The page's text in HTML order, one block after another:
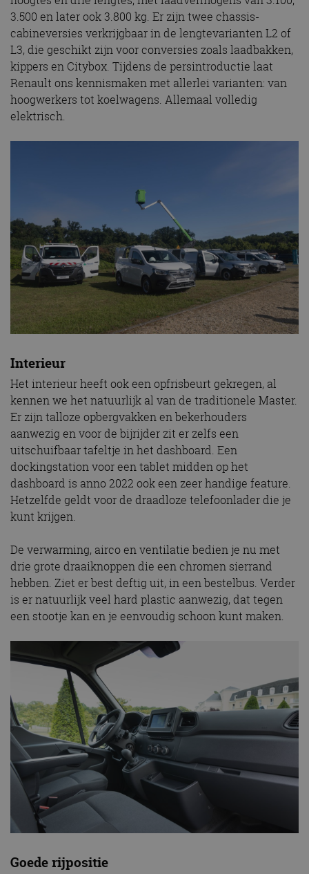
3.500 en later ook 3.800 kg. Er zijn twee chassis-
cabineversies verkrijgbaar in de lengtevarianten L2 of
L3, die geschikt zijn voor conversies zoals laadbakken,
kippers en Citybox. Tijdens de persintroductie laat
Renault ons kennismaken met allerlei varianten: van
hoogwerkers tot koelwagens. Allemaal volledig
elektrisch.
Interieur
Het interieur heeft ook een opfrisbeurt gekregen, al
kennen we het natuurlijk al van de traditionele Master.
Er zijn talloze opbergvakken en bekerhouders
aanwezig en voor de bijrijder zit er zelfs een
uitschuifbaar tafeltje in het dashboard. Een
dockingstation voor een tablet midden op het
dashboard is anno 2022 ook een zeer handige feature.
Hetzelfde geldt voor de draadloze telefoonlader die je
kunt krijgen.
De verwarming, airco en ventilatie bedien je nu met
drie grote draaiknoppen die een chromen sierrand
hebben. Ziet er best deftig uit, in een bestelbus. Verder
is er natuurlijk veel hard plastic aanwezig, dat tegen
een stootje kan en je eenvoudig schoon kunt maken.
Goede rijpositie